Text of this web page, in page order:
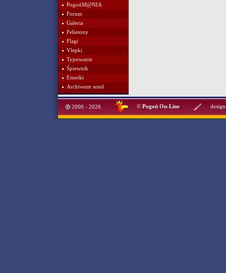
PogońM@NIA
Forum
Galeria
Felietony
Flagi
Vlepki
Typowanie
Śpiewnik
Emotki
Archiwum sond
2000 - 2026 © Pogoń On-Line